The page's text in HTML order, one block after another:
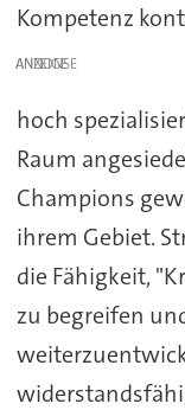
Kompetenz
ANZEIGE
hoch
Raum
Champions
ihrem Gebiet.
die Fähigkeit,
zu begreifen